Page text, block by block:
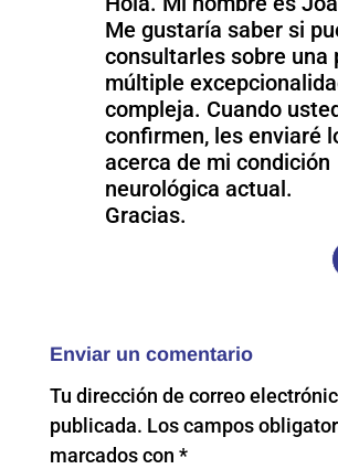
Me gustaría saber si
consultarles sobre una
múltiple
compleja. Cuando
confirmen, les enviaré
acerca de mi condición
neurológica actual.
Gracias.
Enviar un comentario
Tu dirección de correo
publicada. Los campos
marcados con *